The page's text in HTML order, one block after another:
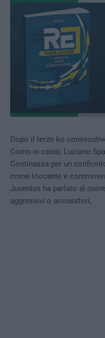
Dopo il terzo ko
Como in casa), Luciano
Continassa per un
come toccante e
Juventus ha parlato al
aggressivi o accusatori,